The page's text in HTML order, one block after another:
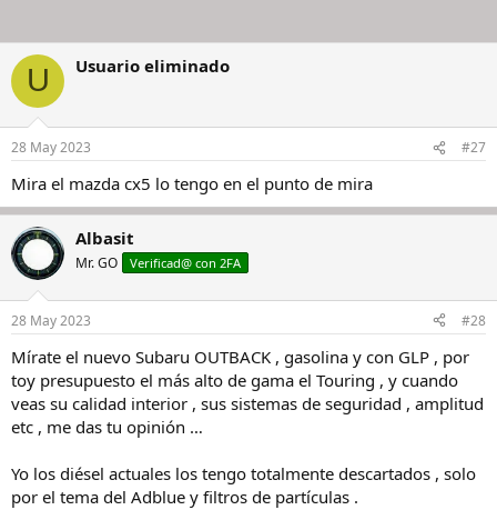
U Usuario eliminado
28 May 2023 #27
Mira el mazda cx5 lo tengo en el punto de mira
Albasit
Mr. GO Verificad@ con 2FA
28 May 2023 #28
Mírate el nuevo Subaru OUTBACK , gasolina y con GLP , por
toy presupuesto el más alto de gama el Touring , y cuando
veas su calidad interior , sus sistemas de seguridad , amplitud
etc , me das tu opinión …
Yo los diésel actuales los tengo totalmente descartados , solo
por el tema del Adblue y filtros de partículas .